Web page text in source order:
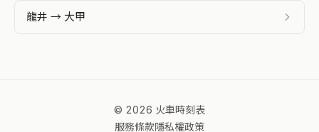
龍井 → 大甲
© 2026 火車時刻表
服務條款隱私權政策